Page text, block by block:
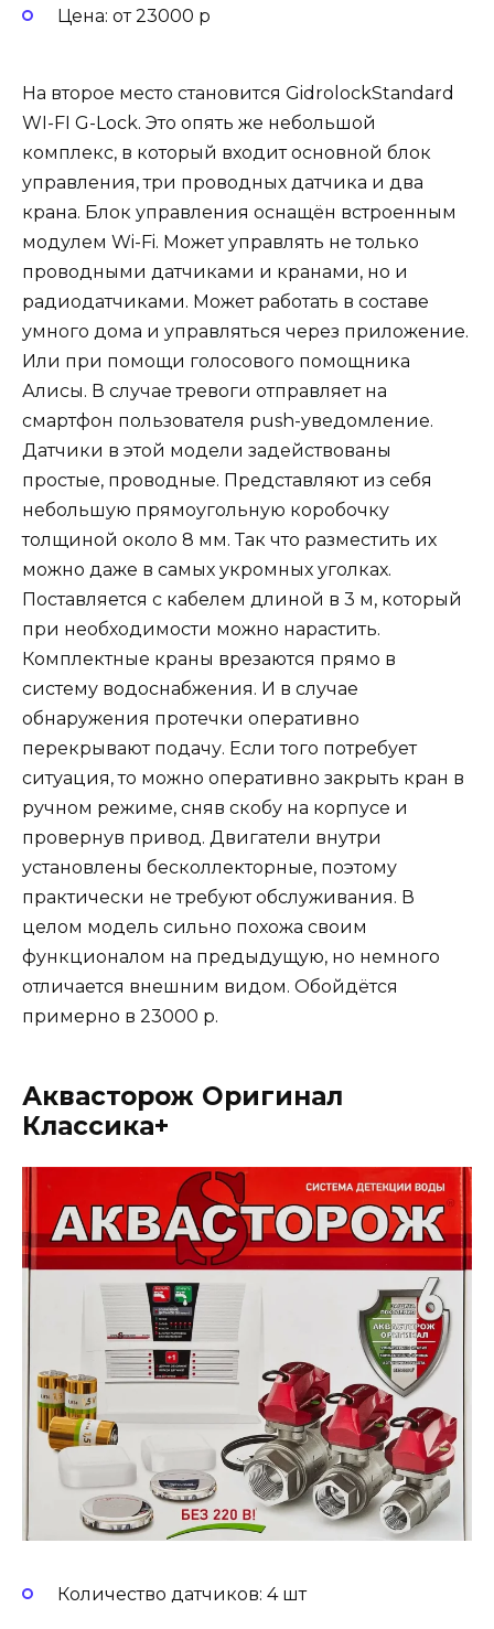
Цена: от 23000 р
На второе место становится GidrolockStandard
WI-FI G-Lock. Это опять же небольшой
комплекс, в который входит основной блок
управления, три проводных датчика и два
крана. Блок управления оснащён встроенным
модулем Wi-Fi. Может управлять не только
проводными датчиками и кранами, но и
радиодатчиками. Может работать в составе
умного дома и управляться через приложение.
Или при помощи голосового помощника
Алисы. В случае тревоги отправляет на
смартфон пользователя push-уведомление.
Датчики в этой модели задействованы
простые, проводные. Представляют из себя
небольшую прямоугольную коробочку
толщиной около 8 мм. Так что разместить их
можно даже в самых укромных уголках.
Поставляется с кабелем длиной в 3 м, который
при необходимости можно нарастить.
Комплектные краны врезаются прямо в
систему водоснабжения. И в случае
обнаружения протечки оперативно
перекрывают подачу. Если того потребует
ситуация, то можно оперативно закрыть кран в
ручном режиме, сняв скобу на корпусе и
провернув привод. Двигатели внутри
установлены бесколлекторные, поэтому
практически не требуют обслуживания. В
целом модель сильно похожа своим
функционалом на предыдущую, но немного
отличается внешним видом. Обойдётся
примерно в 23000 р.
Аквасторож Оригинал
Классика+
Количество датчиков: 4 шт